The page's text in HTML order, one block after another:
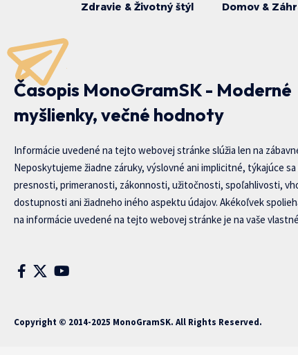
Zdravie & Životný štýl Domov &
Časopis MonoGramSK - Moderné
myšlienky, večné hodnoty
Informácie uvedené na tejto webovej stránke slúžia len na
Neposkytujeme žiadne záruky, výslovné ani implicitné, týkajúce
presnosti, primeranosti, zákonnosti, užitočnosti, spoľahlivosti,
dostupnosti ani žiadneho iného aspektu údajov. Akékoľvek
na informácie uvedené na tejto webovej stránke je na vaše
Copyright © 2014-2025 MonoGramSK. All Rights Reserved.